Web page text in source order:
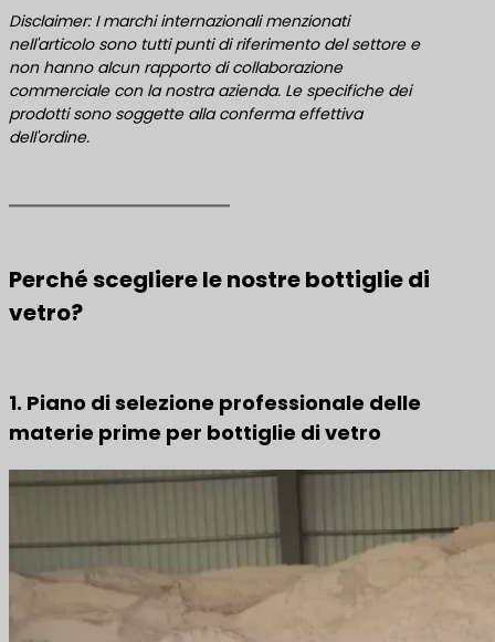
Disclaimer: I marchi internazionali menzionati
nell'articolo sono tutti punti di riferimento del settore e
non hanno alcun rapporto di collaborazione
commerciale con la nostra azienda. Le specifiche dei
prodotti sono soggette alla conferma effettiva
dell'ordine.
Perché scegliere le nostre bottiglie di
vetro?
1. Piano di selezione professionale delle
materie prime per bottiglie di vetro